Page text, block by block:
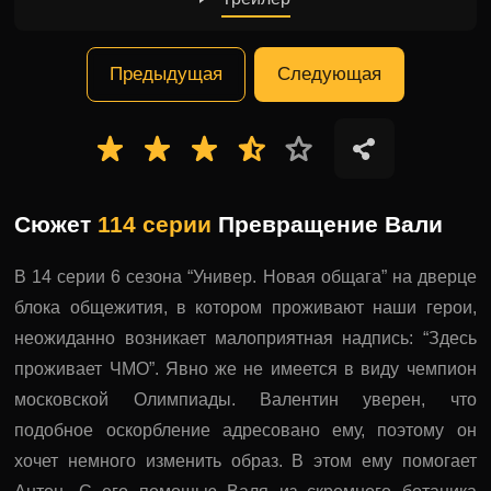
Предыдущая Следующая
Сюжет 114 серии Превращение Вали
В 14 серии 6 сезона “Универ. Новая общага” на дверце
блока общежития, в котором проживают наши герои,
неожиданно возникает малоприятная надпись: “Здесь
проживает ЧМО”. Явно же не имеется в виду чемпион
московской Олимпиады. Валентин уверен, что
подобное оскорбление адресовано ему, поэтому он
хочет немного изменить образ. В этом ему помогает